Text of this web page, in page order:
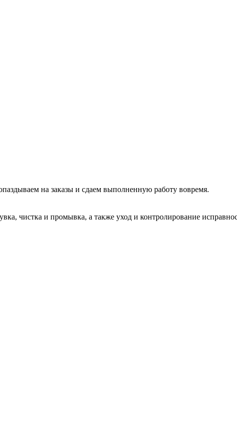
на заказы и сдаем выполненную работу вовремя.
чистка и промывка, а также уход и контролирование